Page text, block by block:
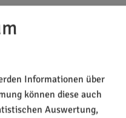
11°12'39.17''E
Informationen über
können diese auch
Auswertung,